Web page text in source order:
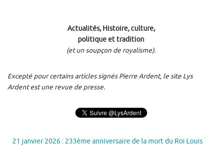
Actualités, Histoire, culture,
politique et tradition
(et un soupçon de royalisme).
Excepté pour certains articles signés Pierre Ardent, le site Lys
Ardent est une revue de presse.
21 janvier 2026 : 233ème anniversaire de la mort du Roi Louis